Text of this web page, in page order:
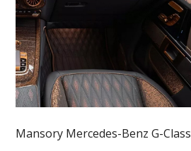
Mansory Mercedes-Benz G-